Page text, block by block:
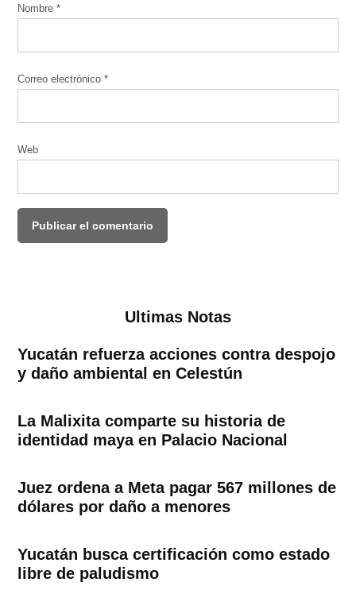
Nombre*
Correo electrónico*
Web
Ultimas Notas
Yucatán refuerza acciones contra despojo
y daño ambiental en Celestún
La Malixita comparte su historia de
identidad maya en Palacio Nacional
Juez ordena a Meta pagar 567 millones de
dólares por daño a menores
Yucatán busca certificación como estado
libre de paludismo